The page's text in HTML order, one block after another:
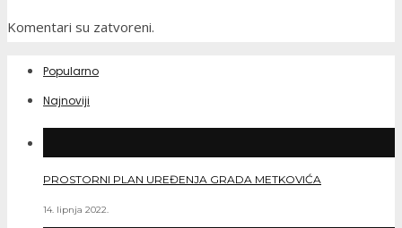
Komentari su zatvoreni.
Popularno
Najnoviji
PROSTORNI PLAN UREĐENJA GRADA METKOVIĆA
14. lipnja 2022.